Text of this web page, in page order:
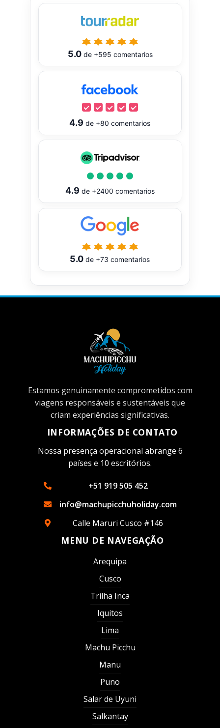
5.0de +595 comentarios
4.9 de +80 comentarios
4.9 de +2400 comentarios
5.0 de +73 comentarios
Estamos genuinamente comprometidos com
viagens responsáveis ​​e sustentáveis ​​que
criam experiências significativas.
INFORMAÇÕES DE CONTATO
Nossa presença operacional abrange 6
países e 10 escritórios.
+51 919 505 452
info@machupicchuholiday.com
Calle Maruri Cusco #146
MENU DE NAVEGAÇÃO
Arequipa
Cusco
Trilha Inca
Iquitos
Lima
Machu Picchu
Manu
Puno
Salar de Uyuni
Salkantay